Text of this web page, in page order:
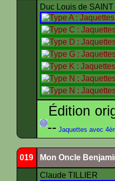
Duc Louis de SAINT
Édition
-- Jaquettes avec
019 Mon Oncle
Claude TILLIER